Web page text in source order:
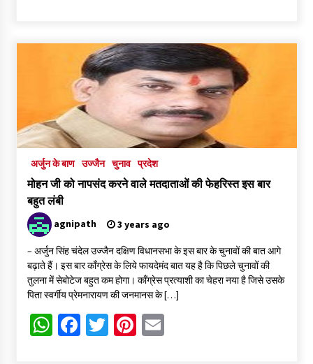
1 week ago
फर्जी कागजात से वाहन बेचकर रात में खुद ही कर लेते थे चोरी
1 week ago
अर्जुन के बाण उज्जैन चुनाव प्रदेश
मोहन जी को नापसंद करने वाले मतदाताओं की फेहरिस्त इस बार
बहुत लंबी
agnipath 3 years ago
– अर्जुन सिंह चंदेल उज्जैन दक्षिण विधानसभा के इस बार के चुनावों की बात आगे
बढ़ाते हैं। इस बार काँग्रेस के लिये फायदेमंद बात यह है कि पिछले चुनावों की
तुलना में सेबोटेज बहुत कम होगा। काँग्रेस प्रत्याशी का चेहरा नया है जिसे उसके
पिता स्वर्गीय प्रेमनारायण की जनमानस के […]
WhatsApp
Facebook
TwitterPinterest
Email